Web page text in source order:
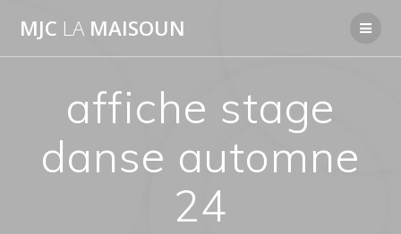
MJC LA MAISOUN
affiche stage
danse automne
24